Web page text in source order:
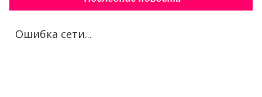
Ошибка сети...